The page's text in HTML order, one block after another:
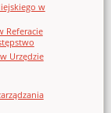
w
Referacie
Urzędzie